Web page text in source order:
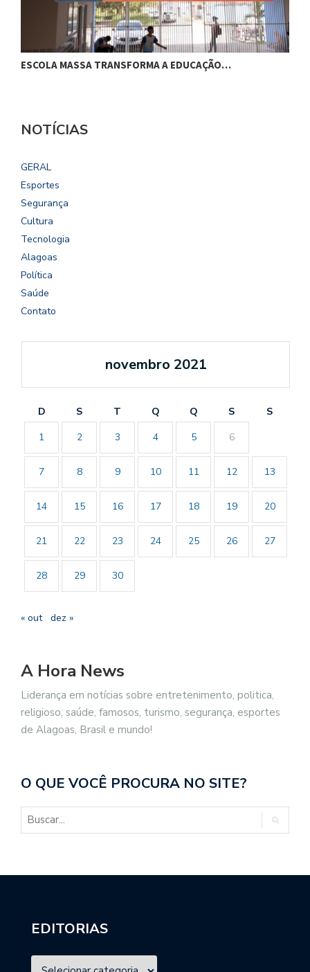
ESCOLA MASSA TRANSFORMA A EDUCAÇÃO…
NOTÍCIAS
GERAL
Esportes
Segurança
Cultura
Tecnologia
Alagoas
Política
Saúde
Contato
novembro 2021
D S T Q Q S
S
1
2 3 4 5 6
7 8 9 10 11 12 13
14 15 16 17 18 19 20
21 22 23 24 25 26 27
28 29 30
« out dez »
A Hora News
Liderança em notícias sobre entretenimento, politica,
religioso, saúde, famosos, turismo, segurança, esportes
de Alagoas, Brasil e mundo!
O QUE VOCÊ PROCURA NO SITE?
EDITORIAS